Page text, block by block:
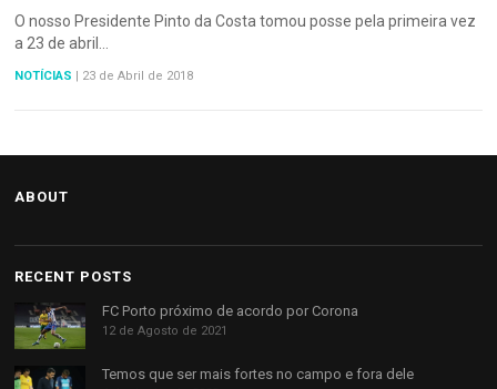
O nosso Presidente Pinto da Costa tomou posse pela primeira vez
a 23 de abril…
NOTÍCIAS | 23 de Abril de 2018
ABOUT
RECENT POSTS
FC Porto próximo de acordo por Corona
12 de Agosto de 2021
Temos que ser mais fortes no campo e fora dele